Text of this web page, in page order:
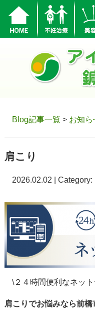
Blog記事一覧 > お知ら
肩こり
2026.02.02 | Category:
\２４時間便利なネッ
肩こりでお悩みなら前